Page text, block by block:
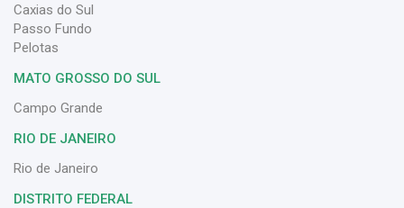
Caxias do Sul
Passo Fundo
Pelotas
MATO GROSSO DO SUL
Campo Grande
RIO DE JANEIRO
Rio de Janeiro
DISTRITO FEDERAL